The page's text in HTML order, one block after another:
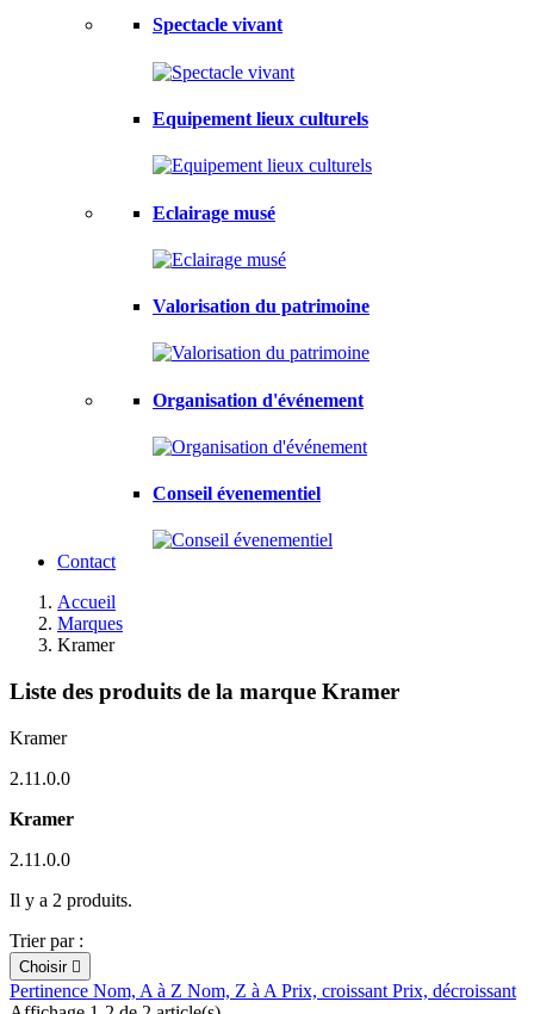
Spectacle vivant
Equipement lieux culturels
Eclairage musé
Valorisation du patrimoine
Organisation d'événement
Conseil évenementiel
Contact
Accueil
Marques
Kramer
Liste des produits de la marque Kramer
Kramer
2.11.0.0
Kramer
2.11.0.0
Il y a 2 produits.
Trier par :
Choisir 
Pertinence Nom, A à Z Nom, Z à A Prix, croissant Prix, décroissant